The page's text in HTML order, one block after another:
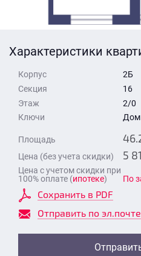
Характеристики
Корпус
2Б
Секция
16
Этаж
2/0
Ключи
Дом
Площадь
Цена (без учета скидки) 5
Цена с учетом скидки при
100% оплате (ипотеке) По
Сохранить в PDF
Отправить по эл.почте